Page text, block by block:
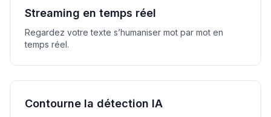
Streaming en temps réel
Regardez votre texte s’humaniser mot par mot en
temps réel.
Contourne la détection IA